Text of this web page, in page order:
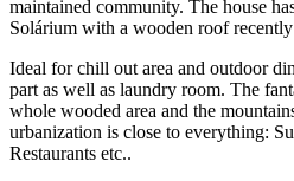
maintained community. The house
Solárium with a wooden roof
Ideal for chill out area and outdoor
part as well as laundry room. The
whole wooded area and the
urbanization is close to everything:
Restaurants etc..